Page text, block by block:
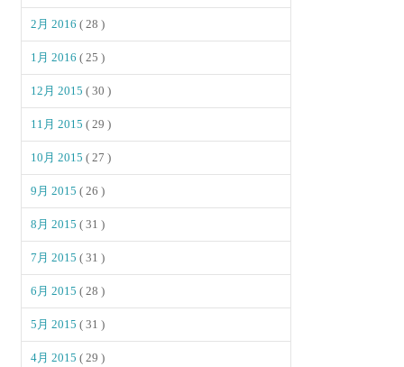
2月 2016( 28 )
1月 2016( 25 )
12月 2015( 30 )
11月 2015( 29 )
10月 2015( 27 )
9月 2015( 26 )
8月 2015( 31 )
7月 2015( 31 )
6月 2015( 28 )
5月 2015( 31 )
4月 2015( 29 )